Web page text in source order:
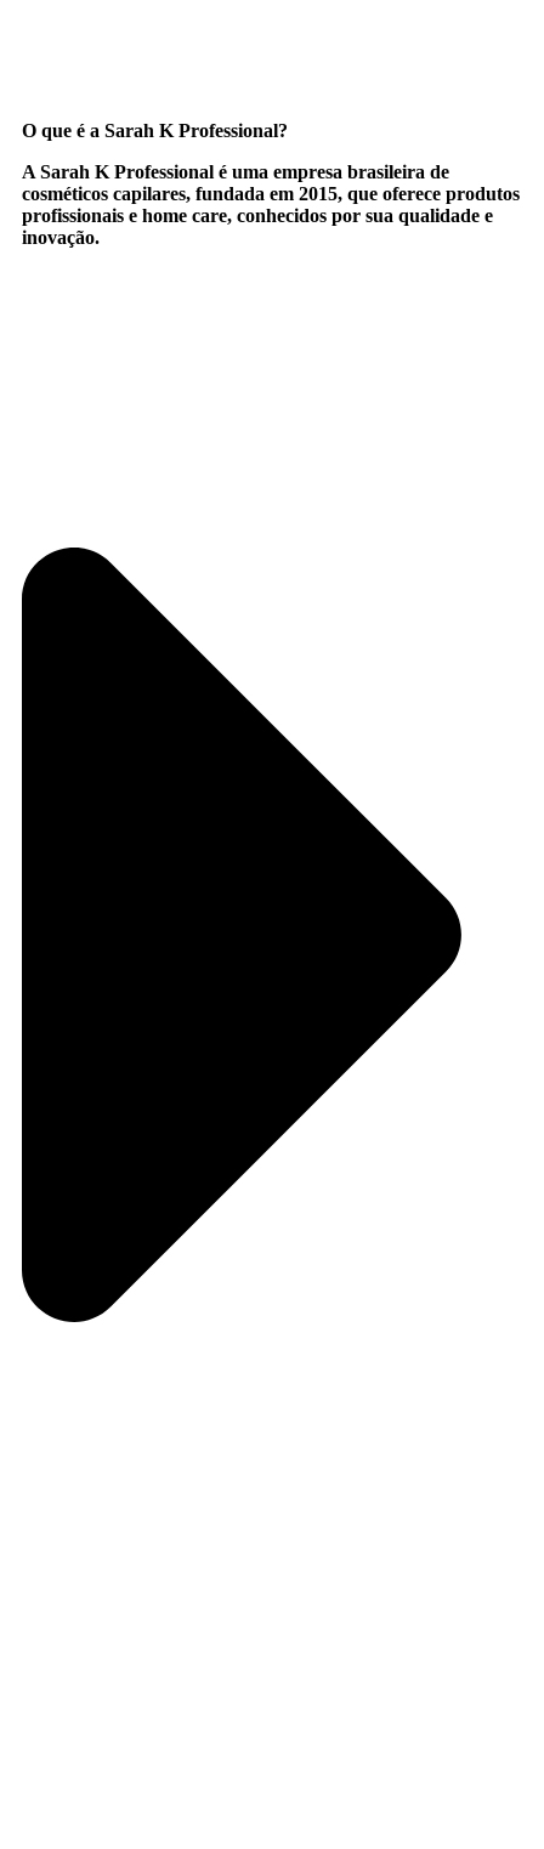
O que é a Sarah K Professional?
A Sarah K Professional é uma empresa brasileira de
cosméticos capilares, fundada em 2015, que oferece produtos
profissionais e home care, conhecidos por sua qualidade e
inovação.